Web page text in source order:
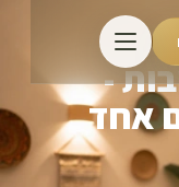
-
אחד